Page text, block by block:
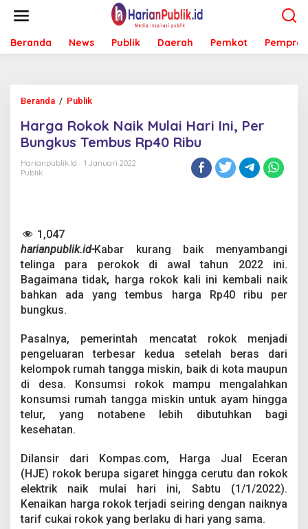
t
Beranda News Publik Daerah Pemkot Pemprov
Beranda / Publik
r
g
a
R
i
M
u
l
H
a
r
i
I
n
B
g
k
Harga Rokok Naik Mulai Hari Ini, Per
Bungkus Tembus Rp40 Ribu
Harianpublik.id
1 Januari 2022
Publik
1,047
harianpublik.id-Kabar kurang baik menyambangi
telinga para perokok di awal tahun 2022 ini.
Bagaimana tidak, harga rokok kali ini kembali naik
bahkan ada yang tembus harga Rp40 ribu per
bungkus.
Pasalnya, pemerintah mencatat rokok menjadi
pengeluaran terbesar kedua setelah beras dari
kelompok rumah tangga miskin, baik di kota maupun
di desa. Konsumsi rokok mampu mengalahkan
konsumsi rumah tangga miskin untuk ayam hingga
telur, yang notabene lebih dibutuhkan bagi
kesehatan.
Dilansir dari Kompas.com, Harga Jual Eceran
(HJE) rokok berupa sigaret hingga cerutu dan rokok
elektrik naik mulai hari ini, Sabtu (1/1/2022).
Kenaikan harga rokok terjadi seiring dengan naiknya
tarif cukai rokok yang berlaku di hari yang sama.